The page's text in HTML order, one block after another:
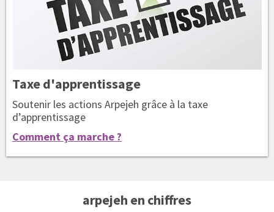
Taxed'apprentissage
Soutenir les actions Arpejeh grâce à la taxe
d’apprentissage
Comment ça marche ?
arpejeh en chiffres